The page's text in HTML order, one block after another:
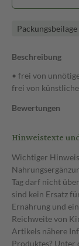
Packungsbeilage
Beschreibung
• frei von
frei von
Bewertungen
Hinweistexte
Wichtiger
Tag darf nicht
sind kein Ersatz
Ernährung und
Reichweite von
Artikels nähere
Produktes? Unter